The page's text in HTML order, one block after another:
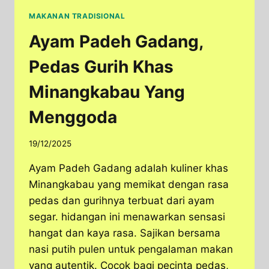
MAKANAN TRADISIONAL
Ayam Padeh Gadang,
Pedas Gurih Khas
Minangkabau Yang
Menggoda
19/12/2025
Ayam Padeh Gadang adalah kuliner khas
Minangkabau yang memikat dengan rasa
pedas dan gurihnya terbuat dari ayam
segar. hidangan ini menawarkan sensasi
hangat dan kaya rasa. Sajikan bersama
nasi putih pulen untuk pengalaman makan
yang autentik. Cocok bagi pecinta pedas,